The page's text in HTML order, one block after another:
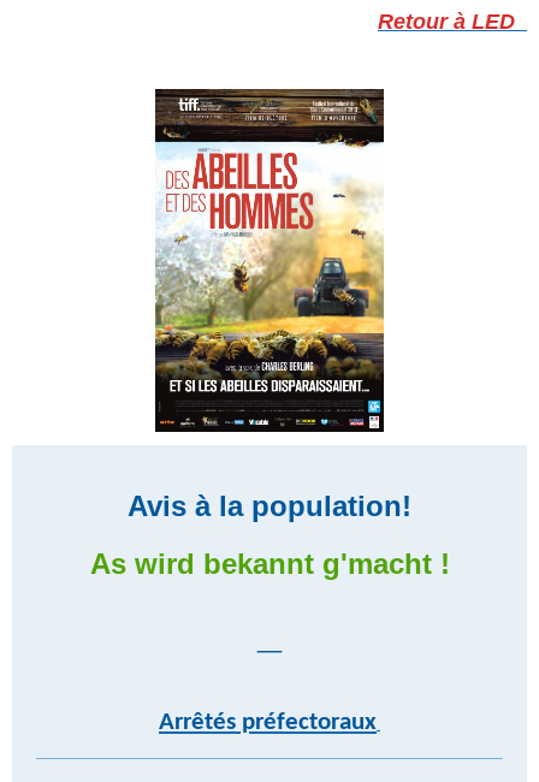
Retour à LED
Avis à la population!
As wird bekannt g'macht !
Arrêtés préfectoraux